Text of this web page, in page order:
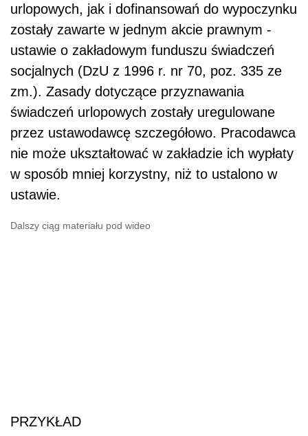
urlopowych, jak i dofinansowań do wypoczynku
zostały zawarte w jednym akcie prawnym -
ustawie o zakładowym funduszu świadczeń
socjalnych (DzU z 1996 r. nr 70, poz. 335 ze
zm.). Zasady dotyczące przyznawania
świadczeń urlopowych zostały uregulowane
przez ustawodawcę szczegółowo. Pracodawca
nie może ukształtować w zakładzie ich wypłaty
w sposób mniej korzystny, niż to ustalono w
ustawie.
Dalszy ciąg materiału pod wideo
PRZYKŁAD